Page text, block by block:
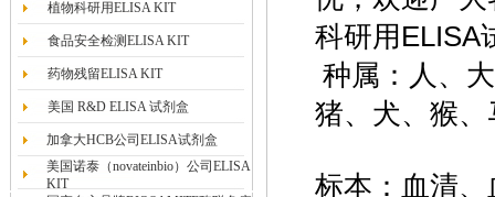
植物科研用ELISA KIT
食品安全检测ELISA KIT
药物残留ELISA KIT
美国 R&D ELISA 试剂盒
加拿大HCB公司ELISA试剂盒
美国诺泰（novateinbio）公司ELISA
KIT
科研用ELISA
种属：人、
猪、犬、猴
标本：血清